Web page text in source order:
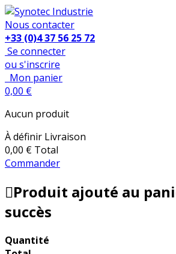
Nous contacter
+33 (0)4 37 56 25 72
Se connecter
ou s'inscrire
Mon panier
0,00 €
Aucun produit
À définir Livraison
0,00 € Total
Commander
Produit ajouté au
succès
Quantité